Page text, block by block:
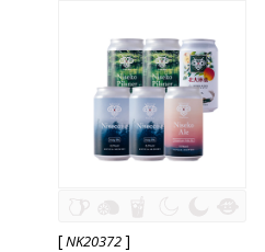
[NK20372]